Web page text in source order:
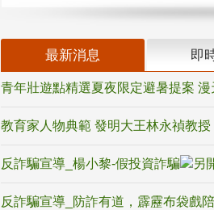
最新消息 即
青年壯遊點精選夏夜限定避暑提案
教育家人物典範 發明大王林永禎教
反詐騙宣導_楊小黎-假投資詐騙
反詐騙宣導_防詐有道，霹靂布袋戲